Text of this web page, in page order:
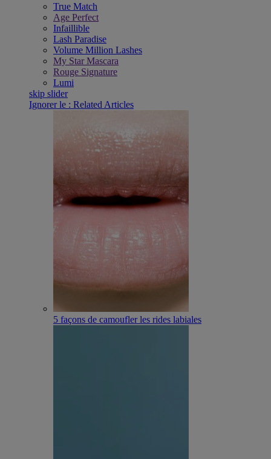
True Match
Age Perfect
Infaillible
Lash Paradise
Volume Million Lashes
My Star Mascara
Rouge Signature
Lumi
skip slider
Ignorer le : Related Articles
5 façons de camoufler les rides labiales